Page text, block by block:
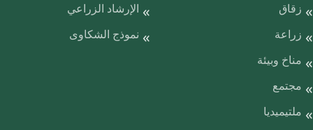
زقاق
زراعة
مناخ وبيئة
مجتمع
ملتيميديا
الإرشاد الزراعي
نموذج الشكاوى